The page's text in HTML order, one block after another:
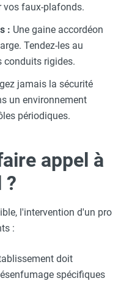
vos faux-plafonds.
: Une gaine accordéon
Tendez-les au
conduits rigides.
jamais la sécurité
un environnement
périodiques.
appel à
?
l'intervention d'un pro
:
doit
spécifiques